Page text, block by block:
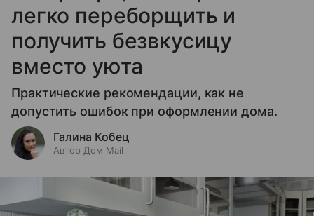
легко переборщить и
получить безвкусицу
вместо уюта
Практические рекомендации, как не
допустить ошибок при оформлении дома.
Галина Кобец
Автор Дом Mail